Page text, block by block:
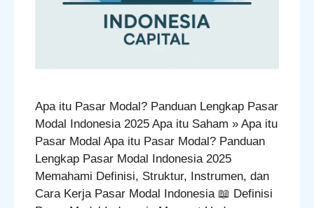
Apa itu Pasar Modal? Panduan Lengkap Pasar
Modal Indonesia 2025 Apa itu Saham » Apa itu
Pasar Modal Apa itu Pasar Modal? Panduan
Lengkap Pasar Modal Indonesia 2025
Memahami Definisi, Struktur, Instrumen, dan
Cara Kerja Pasar Modal Indonesia 📖 Definisi